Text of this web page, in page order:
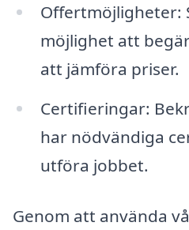
Offertmöjligheter:
möjlighet att
att jämföra priser.
Certifieringar:
har nödvändiga
utföra jobbet.
Genom att använda